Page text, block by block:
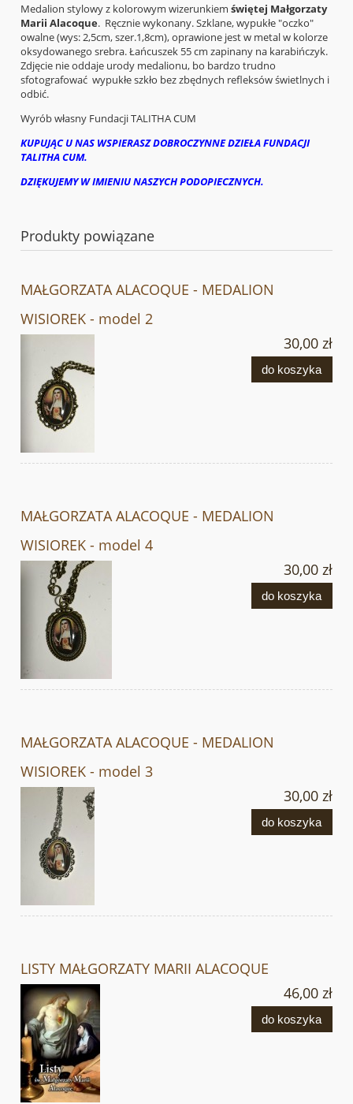
Medalion stylowy z kolorowym wizerunkiem świętej Małgorzaty
Marii Alacoque. Ręcznie wykonany. Szklane, wypukłe "oczko"
owalne (wys: 2,5cm, szer.1,8cm), oprawione jest w metal w kolorze
oksydowanego srebra. Łańcuszek 55 cm zapinany na karabińczyk.
Zdjęcie nie oddaje urody medalionu, bo bardzo trudno
sfotografować wypukłe szkło bez zbędnych refleksów świetlnych i
odbić.
Wyrób własny Fundacji TALITHA CUM
KUPUJĄC U NAS WSPIERASZ DOBROCZYNNE DZIEŁA FUNDACJI
TALITHA CUM.
DZIĘKUJEMY W IMIENIU NASZYCH PODOPIECZNYCH.
Produkty powiązane
MAŁGORZATA ALACOQUE - MEDALION
WISIOREK - model 2
30,00 zł
do koszyka
MAŁGORZATA ALACOQUE - MEDALION
WISIOREK - model 4
30,00 zł
do koszyka
MAŁGORZATA ALACOQUE - MEDALION
WISIOREK - model 3
30,00 zł
do koszyka
LISTY MAŁGORZATY MARII ALACOQUE
46,00 zł
do koszyka